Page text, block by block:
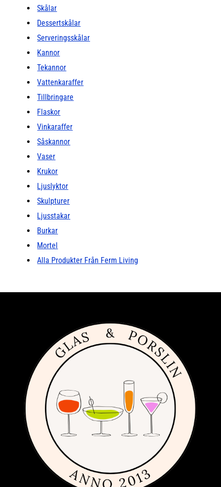
Skålar
Dessertskålar
Serveringsskålar
Kannor
Tekannor
Vattenkaraffer
Tillbringare
Flaskor
Vinkaraffer
Såskannor
Vaser
Krukor
Ljuslyktor
Skulpturer
Ljusstakar
Burkar
Mortel
Alla Produkter Från Ferm Living